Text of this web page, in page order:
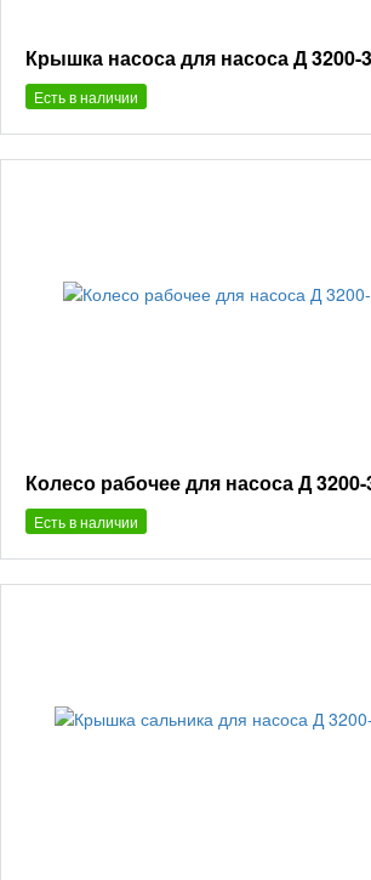
Крышка насоса для насоса Д 3200-
Есть в наличии
Колесо рабочее для насоса Д 3200-
Есть в наличии